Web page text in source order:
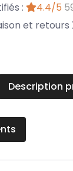
:
4.4/5
et retours
Description